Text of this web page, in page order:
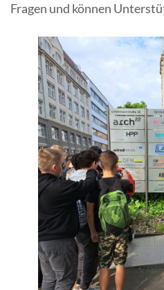
Fragen und können